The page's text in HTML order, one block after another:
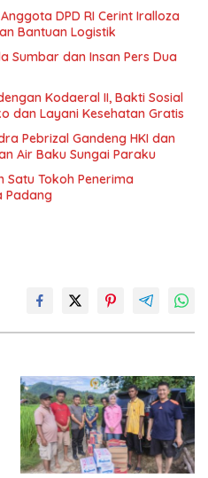
DPD RI Cerint Iralloza
Bantuan Logistik
Sumbar dan Insan Pers Dua
Kodaeral II, Bakti Sosial
dan Layani Kesehatan Gratis
Pebrizal Gandeng HKI dan
Air Baku Sungai Paraku
Satu Tokoh Penerima
Padang